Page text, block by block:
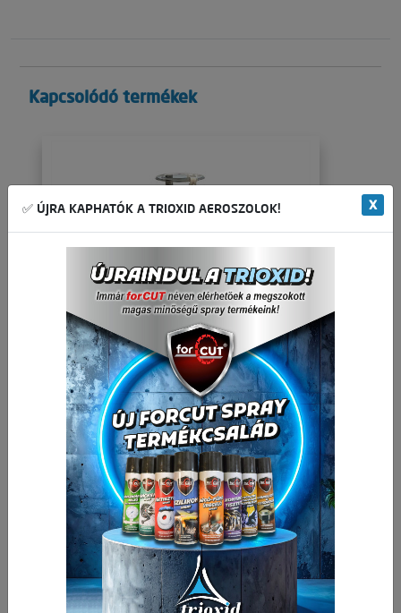
Kapcsolódó termékek
Camping lámpa piezo gyújtóval
🛒 🚚 🟢
Nettó ár: 6 733,07 Ft
Bruttó ár: 8 551,00 Ft
- db
Kosárba
✅ ÚJRA KAPHATÓK A TRIOXID AEROSZOLOK! X